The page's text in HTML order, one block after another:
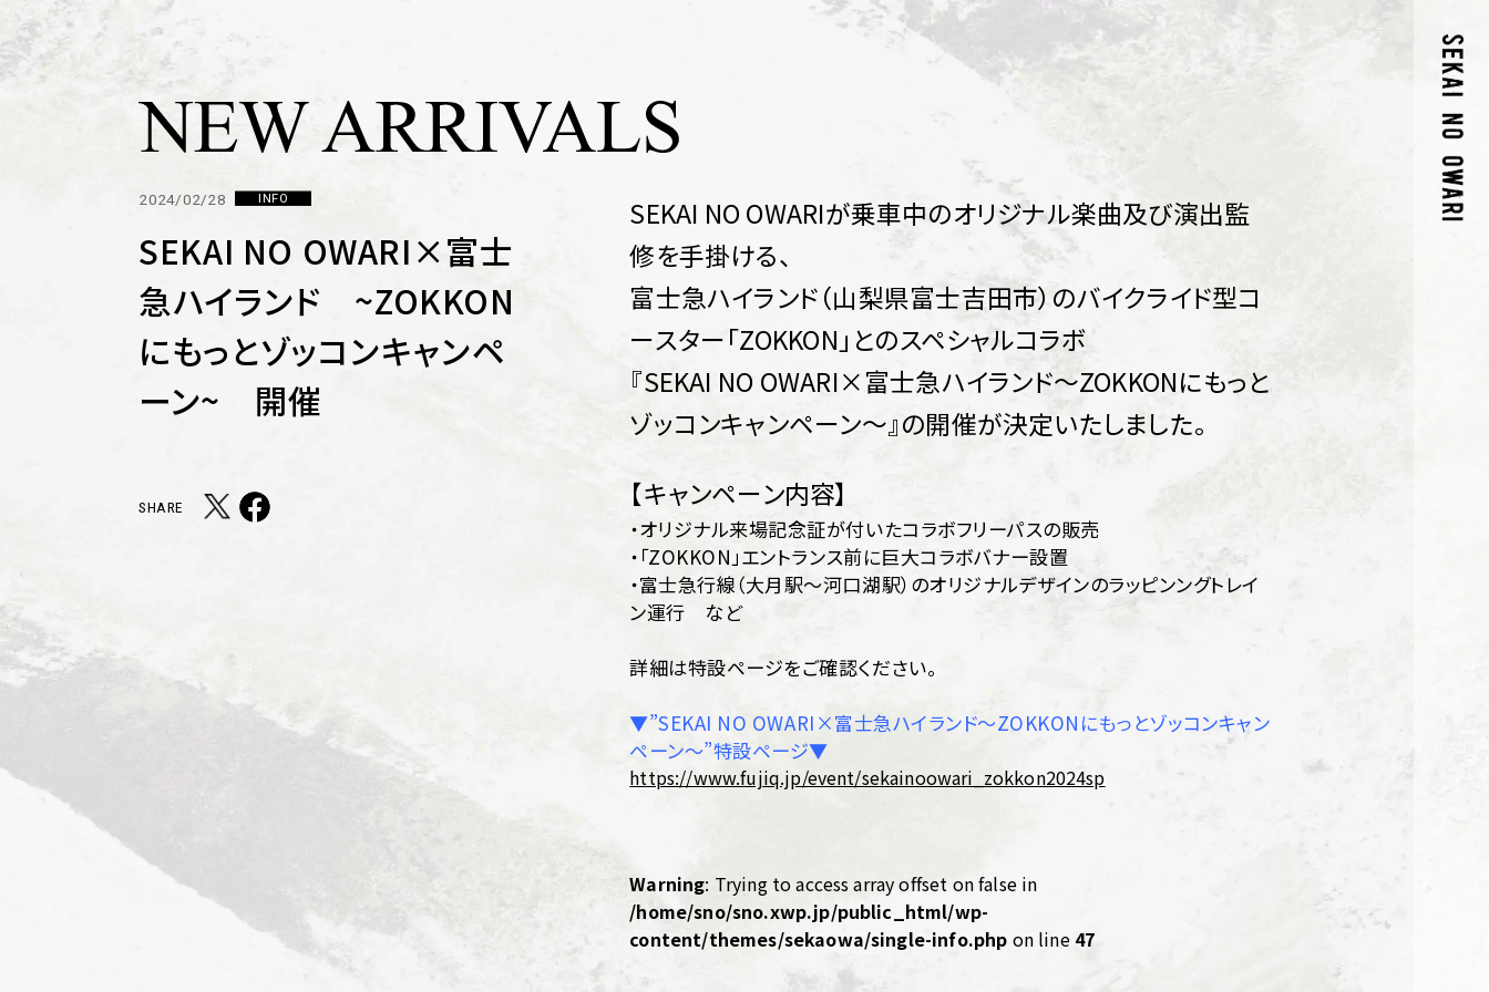
2024/02/28 INFO
SEKAI NO OWARI×富士
急ハイランド ~ZOKKON
にもっとゾッコンキャンペ
ーン~ 開催
SHARE
SEKAI NO OWARIが乗車中のオリジナル楽曲及び演出監
修を手掛ける、
富士急ハイランド（山梨県富士吉田市）のバイクライド型コ
ースター「ZOKKON」とのスペシャルコラボ
『SEKAI NO OWARI×富士急ハイランド～ZOKKONにもっと
ゾッコンキャンペーン～』の開催が決定いたしました。
【キャンペーン内容】
・オリジナル来場記念証が付いたコラボフリーパスの販売
・「ZOKKON」エントランス前に巨大コラボバナー設置
・富士急行線（大月駅～河口湖駅）のオリジナルデザインのラッピンングトレイ
ン運行 など
詳細は特設ページをご確認ください。
▼”SEKAI NO OWARI×富士急ハイランド～ZOKKONにもっとゾッコンキャン
ペーン～”特設ページ▼
https://www.fujiq.jp/event/sekainoowari_zokkon2024sp
Warning: Trying to access array offset on false in
/home/sno/sno.xwp.jp/public_html/wp-
content/themes/sekaowa/single-info.php on line 47